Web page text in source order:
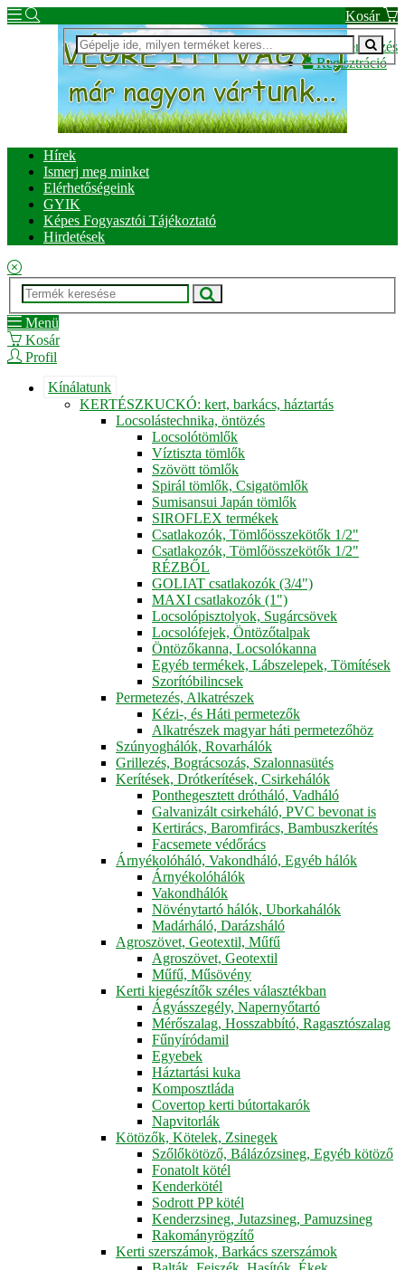
Kosár
Bejelentkezés
Regisztráció
Hírek
Ismerj meg minket
Elérhetőségeink
GYIK
Képes Fogyasztói Tájékoztató
Hirdetések
Menü
Kosár
Profil
Kínálatunk
KERTÉSZKUCKÓ: kert, barkács, háztartás
Locsolástechnika, öntözés
Locsolótömlők
Víztiszta tömlők
Szövött tömlők
Spirál tömlők, Csigatömlők
Sumisansui Japán tömlők
SIROFLEX termékek
Csatlakozók, Tömlőösszekötők 1/2"
Csatlakozók, Tömlőösszekötők 1/2"
RÉZBŐL
GOLIAT csatlakozók (3/4")
MAXI csatlakozók (1")
Locsolópisztolyok, Sugárcsövek
Locsolófejek, Öntözőtalpak
Öntözőkanna, Locsolókanna
Egyéb termékek, Lábszelepek, Tömítések
Szorítóbilincsek
Permetezés, Alkatrészek
Kézi-, és Háti permetezők
Alkatrészek magyar háti permetezőhöz
Szúnyoghálók, Rovarhálók
Grillezés, Bográcsozás, Szalonnasütés
Kerítések, Drótkerítések, Csirkehálók
Ponthegesztett drótháló, Vadháló
Galvanizált csirkeháló, PVC bevonat is
Kertirács, Baromfirács, Bambuszkerítés
Facsemete védőrács
Árnyékolóháló, Vakondháló, Egyéb hálók
Árnyékolóhálók
Vakondhálók
Növénytartó hálók, Uborkahálók
Madárháló, Darázsháló
Agroszövet, Geotextil, Műfű
Agroszövet, Geotextil
Műfű, Műsövény
Kerti kiegészítők széles választékban
Ágyásszegély, Napernyőtartó
Mérőszalag, Hosszabbító, Ragasztószalag
Fűnyíródamil
Egyebek
Háztartási kuka
Komposztláda
Covertop kerti bútortakarók
Napvitorlák
Kötözők, Kötelek, Zsinegek
Szőlőkötöző, Bálázózsineg, Egyéb kötöző
Fonatolt kötél
Kenderkötél
Sodrott PP kötél
Kenderzsineg, Jutazsineg, Pamuzsineg
Rakományrögzítő
Kerti szerszámok, Barkács szerszámok